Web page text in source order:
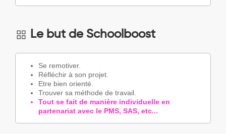
Le but de Schoolboost
Se remotiver.
Réfléchir à son projet.
Etre bien orienté.
Trouver sa méthode de travail.
Tout se fait de manière individuelle en
partenariat avec le PMS, SAS, etc...